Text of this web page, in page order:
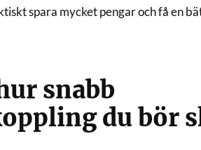
spara mycket pengar och få en
snabb
du bör